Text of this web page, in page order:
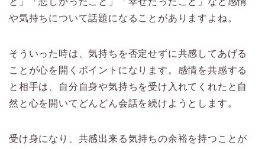
や気持ちについて話題になることがありますよね。
そういった時は、気持ちを否定せずに共感してあげる
ことが心を開くポイントになります。感情を共感する
と相手は、自分自身や気持ちを受け入れてくれたと自
然と心を開いてどんどん会話を続けようとします。
受け身になり、共感出来る気持ちの余裕を持つことが